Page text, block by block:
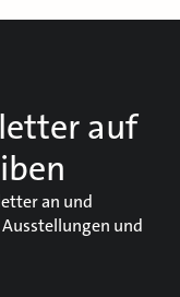
auf
an und
und